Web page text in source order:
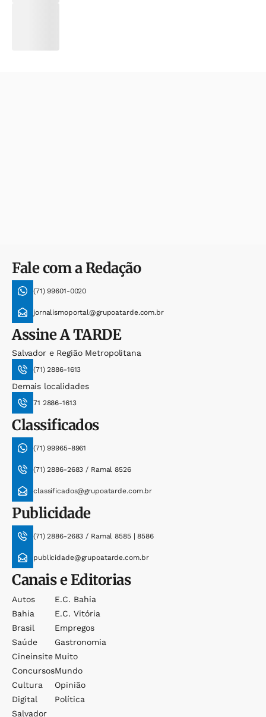
Fale com a Redação
(71) 99601-0020
jornalismoportal@grupoatarde.com.br
AssineA TARDE
Salvador e Região Metropolitana
(71) 2886-1613
Demais localidades
71 2886-1613
Classificados
(71) 99965-8961
(71) 2886-2683 / Ramal 8526
classificados@grupoatarde.com.br
Publicidade
(71) 2886-2683 / Ramal 8585 | 8586
publicidade@grupoatarde.com.br
Canais e Editorias
Autos
Bahia
Brasil
Saúde
Cineinsite
Concursos
Cultura
Digital
Salvador
E.c. Bahia
E.c. Vitória
Empregos
Gastronomia
Muito
Mundo
Opinião
Política